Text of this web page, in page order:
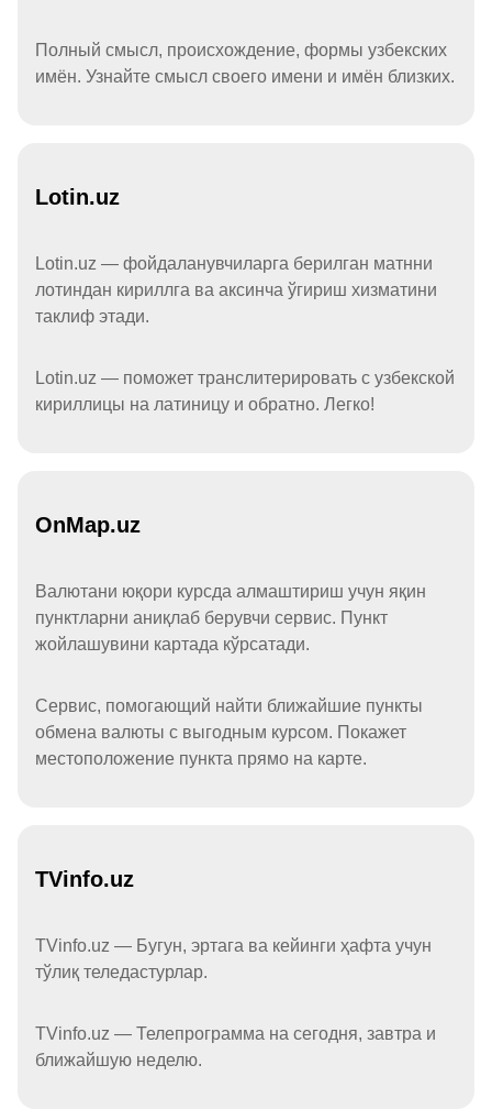
Полный смысл, происхождение, формы узбекских
имён. Узнайте смысл своего имени и имён близких.
Lotin.uz
Lotin.uz — фойдаланувчиларга берилган матнни
лотиндан кириллга ва аксинча ўгириш хизматини
таклиф этади.
Lotin.uz — поможет транслитерировать с узбекской
кириллицы на латиницу и обратно. Легко!
OnMap.uz
Валютани юқори курсда алмаштириш учун яқин
пунктларни аниқлаб берувчи сервис. Пункт
жойлашувини картада кўрсатади.
Сервис, помогающий найти ближайшие пункты
обмена валюты с выгодным курсом. Покажет
местоположение пункта прямо на карте.
TVinfo.uz
TVinfo.uz — Бугун, эртага ва кейинги ҳафта учун
тўлиқ теледастурлар.
TVinfo.uz — Телепрограмма на сегодня, завтра и
ближайшую неделю.